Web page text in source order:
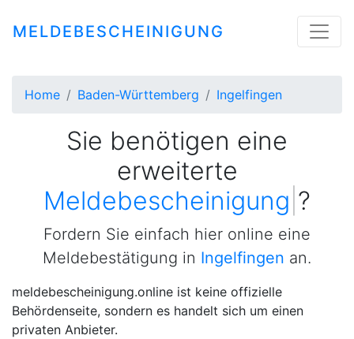
MELDEBESCHEINIGUNG
Home Baden-Württemberg Ingelfingen
Sie benötigen eine
erweiterte
Meldebescheinigung ?
Fordern Sie einfach hier online eine
Meldebestätigung in Ingelfingen an.
meldebescheinigung.online ist keine offizielle
Behördenseite, sondern es handelt sich um einen
privaten Anbieter.